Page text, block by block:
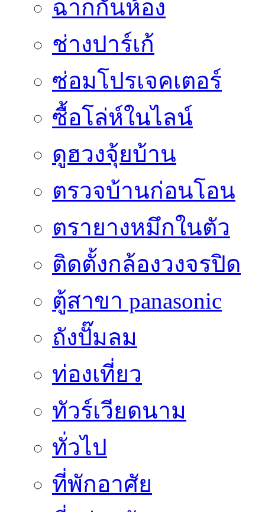
ฉากกั้นห้อง
ช่างปาร์เก้
ซ่อมโปรเจคเตอร์
ซื้อโล่ห์ในไลน์
ดูฮวงจุ้ยบ้าน
ตรวจบ้านก่อนโอน
ตรายางหมึกในตัว
ติดตั้งกล้องวงจรปิด
ตู้สาขา panasonic
ถังปั๊มลม
ท่องเที่ยว
ทัวร์เวียดนาม
ทั่วไป
ที่พักอาศัย